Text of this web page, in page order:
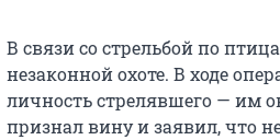
В связи со стрельбой по
незаконной охоте. В ходе
личность стрелявшего — им
признал вину и заявил, что